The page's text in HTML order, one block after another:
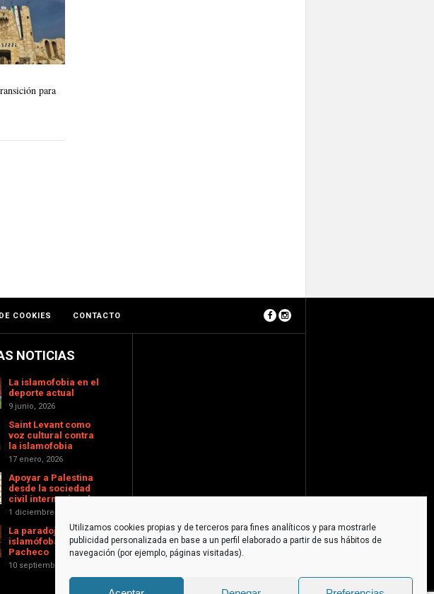
Utilizamos cookies propias y de terceros para fines analíticos y para mostrarle
publicidad personalizada en base a un perfil elaborado a partir de sus hábitos de
navegación (por ejemplo, páginas visitadas).
para
COOKIES CONTACTO
NOTICIAS
La islamofobia en el
deporte actual
9 junio, 2026
Saint Levant como
voz cultural contra
la islamofobia
17 enero, 2026
Apoyar a Palestina
desde la sociedad
civil internacional
1 diciembre, 2025
La paradoja
islamófoba de Torre-
Pacheco
10 septiembre, 2025